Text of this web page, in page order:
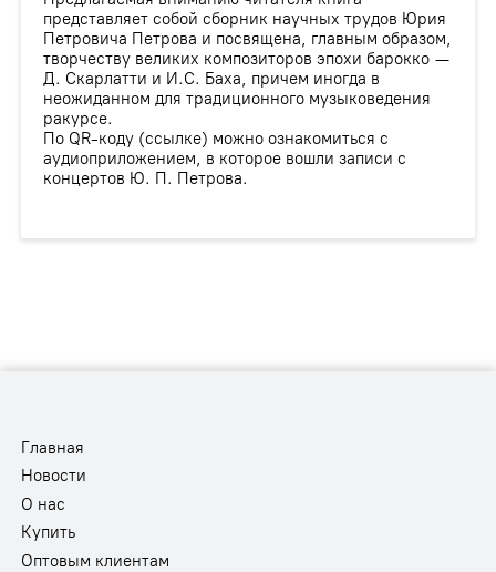
представляет собой сборник научных трудов Юрия
Петровича Петрова и посвящена, главным образом,
творчеству великих композиторов эпохи барокко —
Д. Скарлатти и И.С. Баха, причем иногда в
неожиданном для традиционного музыковедения
ракурсе.
По QR-коду (ссылке) можно ознакомиться с
аудиоприложением, в которое вошли записи с
концертов Ю. П. Петрова.
Главная
Новости
О нас
Купить
Оптовым клиентам